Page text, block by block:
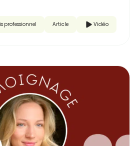
professionnel Article Vidéo